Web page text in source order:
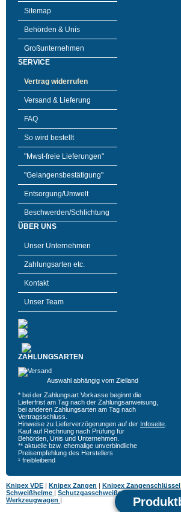
Sitemap
Behörden & Unis
Großunternehmen
SERVICE
Vertrag widerrufen
Versand & Lieferung
FAQ
So wird bestellt
"Mwst-freie Lieferungen"
"Gelangensbestätigung"
Entsorgung/Umwelt
Beschwerden/Schlichtung
ÜBER UNS
Unser Unternehmen
Zahlungsarten etc.
Kontakt
Unser Team
ZAHLUNGSARTEN
Auswahl abhängig vom Zielland
* bei der Zahlungsart Vorkasse beginnt die
Lieferfrist am Tag nach der Zahlungsanweisung,
bei anderen Zahlungsarten am Tag nach
Vertragsschluss.
Hinweise zu Lieferverzögerungen auf der Infoseite
Kauf auf Rechnung nach Prüfung für
Behörden, Unis und Unternehmen.
** aktuelle bzw. ehemalige unverbindliche
Preisempfehlung des Herstellers
¹ freibleibend
Knipex VDE | Knipex Zangen | Knipex Zangenschlüssel
Schweißhelme | Schutzgasschweißgeräte
Werkzeugwagen |